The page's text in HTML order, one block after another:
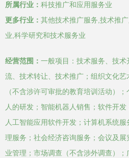
所属行业： 科技推广和应用服务业
更多行业： 其他技术推广服务,技术推
业,科学研究和技术服务业
经营范围： 一般项目：技术服务、技
流、技术转让、技术推广；组织文化
（不含涉许可审批的教育培训活动）
人的研发；智能机器人销售；软件开发
人工智能应用软件开发；计算机系统
理服务；社会经济咨询服务；会议及
业管理；市场调查（不含涉外调查）；